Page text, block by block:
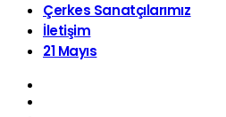
Çerkes Sanatçılarımız
İletişim
21 Mayıs